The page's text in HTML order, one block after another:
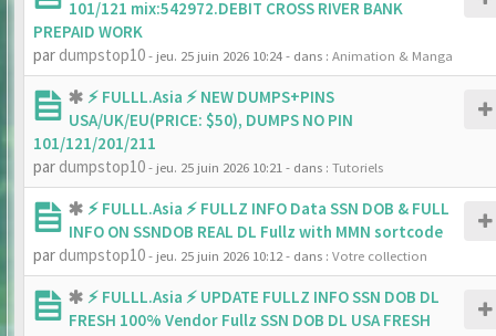
101/121 mix:542972.DEBIT CROSS RIVER BANK
PREPAID WORK
par dumpstop10- jeu. 25 juin 2026 10:24- dans : Animation & Manga
⚡ FULLL.Asia ⚡ NEW DUMPS+PINS
USA/UK/EU(PRICE: $50), DUMPS NO PIN
101/121/201/211
par dumpstop10- jeu. 25 juin 2026 10:21 - dans : Tutoriels
⚡ FULLL.Asia ⚡ FULLZ INFO Data SSN DOB & FULL
INFO ON SSNDOB REAL DL Fullz with MMN sortcode
par dumpstop10- jeu. 25 juin 2026 10:12- dans : Votre collection
⚡ FULLL.Asia ⚡ UPDATE FULLZ INFO SSN DOB DL
FRESH 100% Vendor Fullz SSN DOB DL USA FRESH